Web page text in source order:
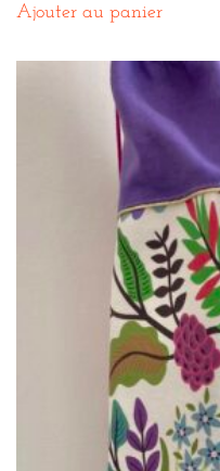
Ajouter au panier